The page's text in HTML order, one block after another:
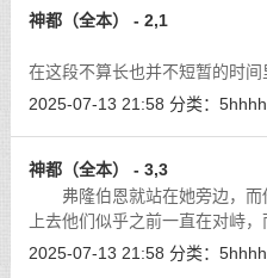
神都（全本） - 2,1
第一章
在这段不算长也并不短暂的时
会了怎么样在这个世界生活下去
2025-07-13 21:58 分类：
神都（全本） - 3,3
弗隆伯恩就站在她旁边，而
上去他们似乎之前一直在对峙
势有些恶化了。 [详细]
2025-07-13 21:58 分类：